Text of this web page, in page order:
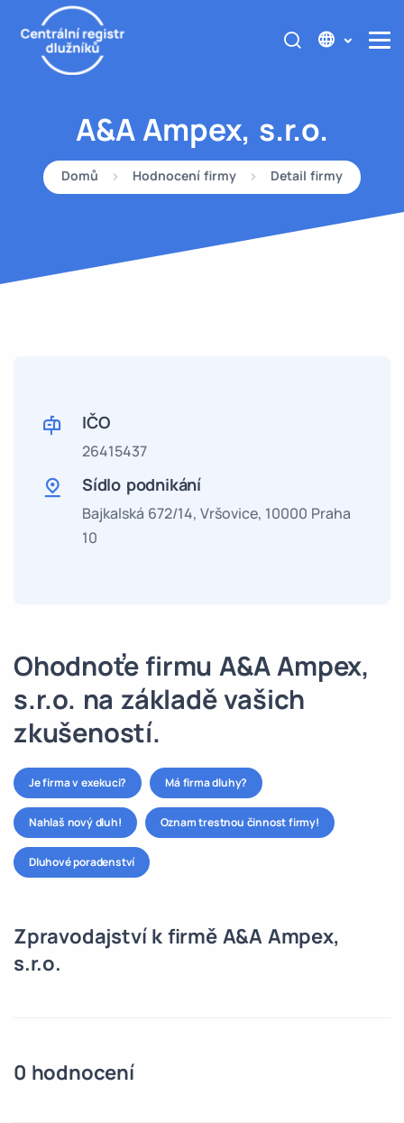
A&A Ampex, s.r.o.
Domů Hodnocení firmy Detail firmy
IČO
26415437
Sídlo podnikání
Bajkalská 672/14, Vršovice, 10000 Praha
10
Ohodnoťe firmu A&A Ampex,
s.r.o. na základě vašich
zkušeností.
Je firma v exekuci? Má firma dluhy?
Nahlaš nový dluh! Oznam trestnou činnost firmy!
Dluhové poradenství
Zpravodajství k firmě A&A Ampex,
s.r.o.
0 hodnocení